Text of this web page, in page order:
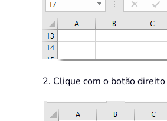
2. Clique com o botão